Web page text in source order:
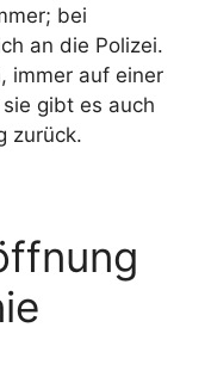
bei
an die Polizei.
immer auf einer
gibt es auch
zurück.